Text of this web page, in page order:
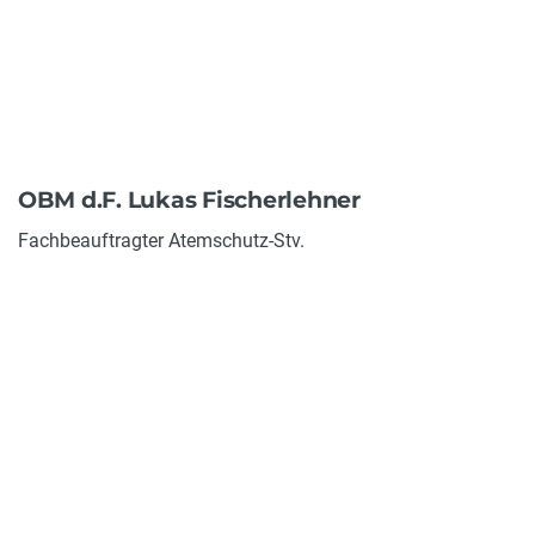
OBM d.F. Lukas Fischerlehner
Fachbeauftragter Atemschutz-Stv.